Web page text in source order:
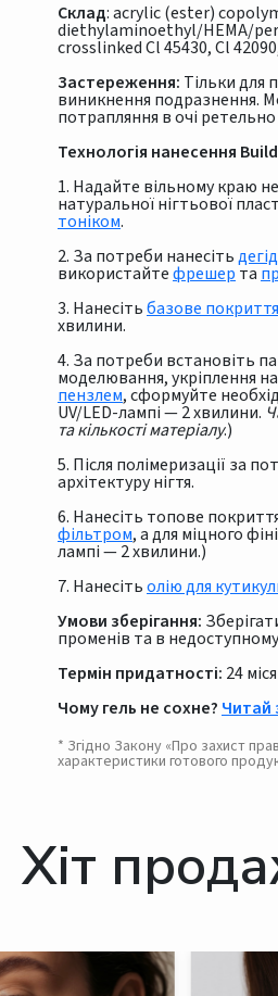
Склад: acrylic (ester)
diethylaminoethyl/HEMA/
crosslinked Cl 45430, Cl
Застереження: Тільки для
виникнення подразнення.
потрапляння в очі
Технологія нанесення
1. Надайте вільному краю
натуральної нігтьової
тоніком.
2. За потреби нанесіть
використайтефрешер та
3. Нанесітьбазове покриття
хвилини.
4. За потреби встановіть
моделювання, укріплення
пензлем, сформуйте
UV/LED-лампі — 2 хвилини.
та кількості матеріалу.)
5. Після полімеризації за
архітектуру нігтя.
6. Нанесіть топове
фільтром, а для міцного
лампі — 2 хвилини.)
7. Нанесітьолію для
Умови зберігання:
променів та в недоступному
Термін придатності: 24
Чому гель не сохне? Читай
* Згідно Закону «Про захист
характеристики готового
Хіт